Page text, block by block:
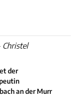
der
an der Murr